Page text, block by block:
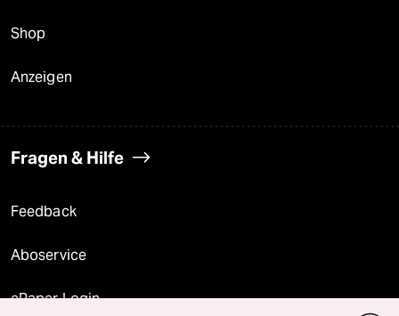
Shop
Anzeigen
Fragen & Hilfe
Feedback
Aboservice
ePaper Login